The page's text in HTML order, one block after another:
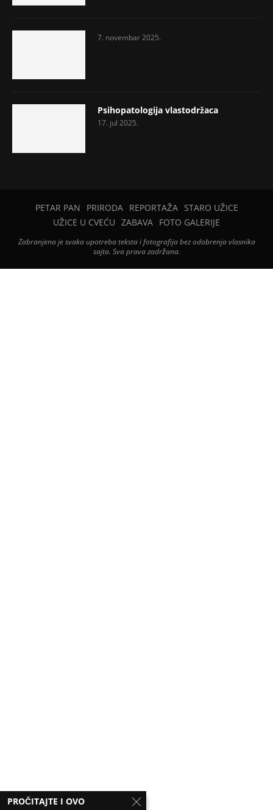
7. novembar 2025.
Psihopatologija vlastodržaca
17. jul 2025.
PETAR PAN PRIRODA REPORTAŽA
STARO UŽICE
UŽICE U CVEĆU ZABAVA FOTO GALERIJE
Zabranjena je svaka upotreba teksta i fotografija bez odobrenja vlasnika
sajta. Sva prava zadržana.
PROČITAJTE I OVO